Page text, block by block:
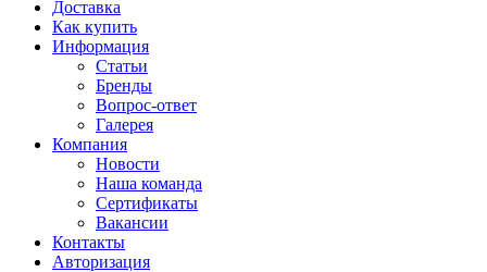
Доставка
Как купить
Информация
Статьи
Бренды
Вопрос-ответ
Галерея
Компания
Новости
Наша команда
Сертификаты
Вакансии
Контакты
Авторизация